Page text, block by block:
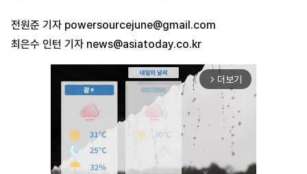
전원준 기자 powersourcejune@gmail.com
최은수 인턴 기자 news@asiatoday.co.kr
arrow_forward_ios 더보기